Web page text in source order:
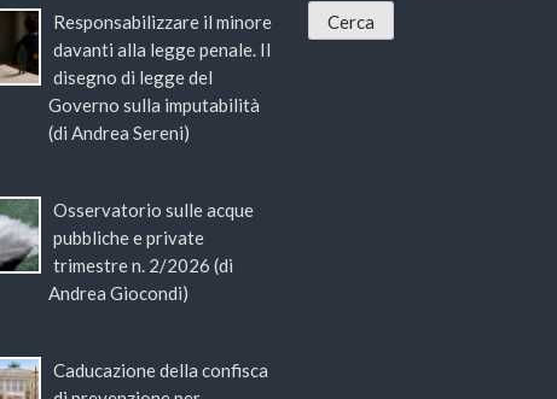
Responsabilizzare il minore
davanti alla legge penale. Il
disegno di legge del
Governo sulla imputabilità
(di Andrea Sereni)
Osservatorio sulle acque
pubbliche e private
trimestre n. 2/2026 (di
Andrea Giocondi)
Caducazione della confisca